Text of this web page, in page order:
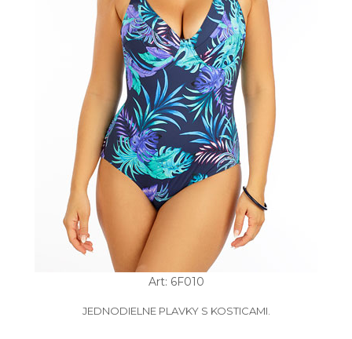
Art: 6F010
JEDNODIELNE PLAVKY S KOSTICAMI.